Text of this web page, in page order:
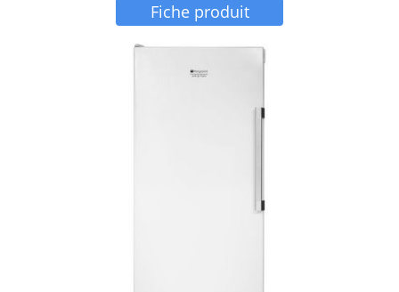
Fiche produit